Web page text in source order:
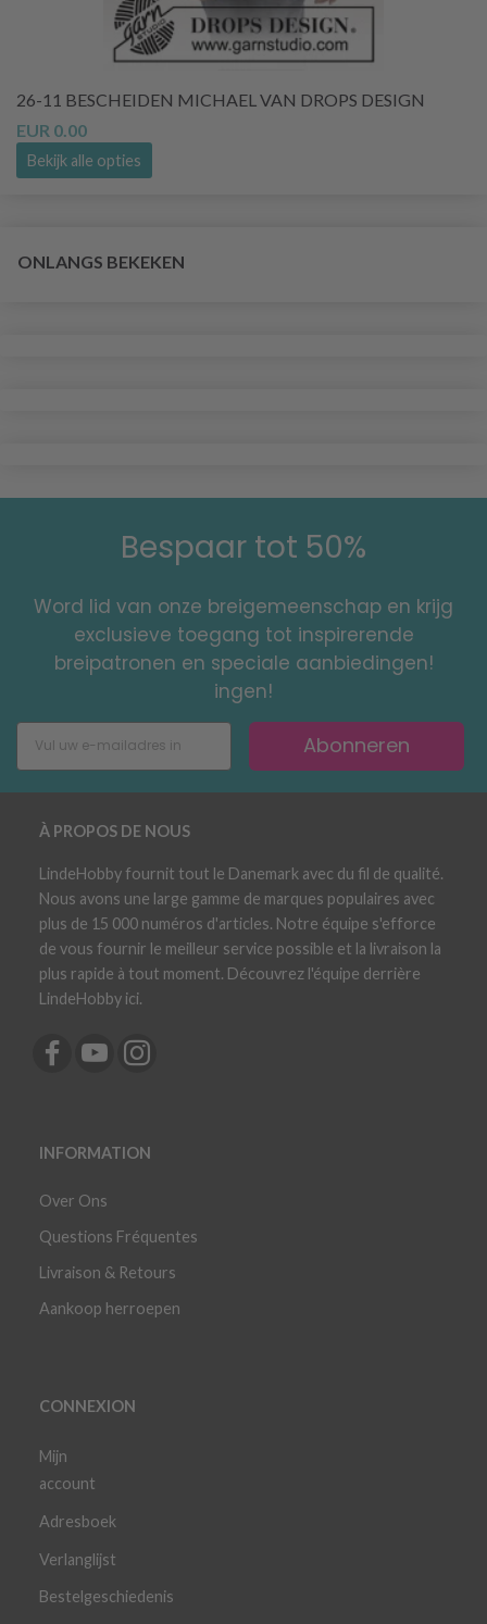
26-11 BESCHEIDEN MICHAEL VAN DROPS DESIGN
EUR 0.00
Bekijk alle opties
ONLANGS BEKEKEN
Bespaar tot 50%
Word lid van onze breigemeenschap en krijg
exclusieve toegang tot inspirerende
breipatronen en speciale aanbiedingen!
ingen!
Abonneren
À PROPOS DE NOUS
LindeHobby fournit tout le Danemark avec du fil de qualité.
Nous avons une large gamme de marques populaires avec
plus de 15 000 numéros d'articles. Notre équipe s'efforce
de vous fournir le meilleur service possible et la livraison la
plus rapide à tout moment. Découvrez l'équipe derrière
LindeHobby ici.
INFORMATION
Over Ons
Questions Fréquentes
Livraison & Retours
Aankoop herroepen
CONNEXION
Mijn
account
Adresboek
Verlanglijst
Bestelgeschiedenis